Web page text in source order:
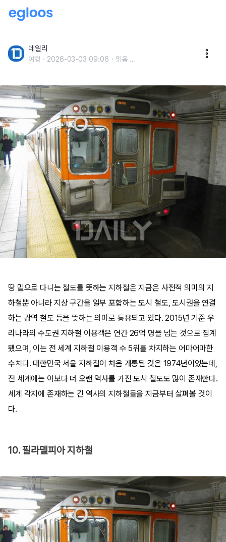
데일리
여행 2026-03-03 09:06 읽음 ...
땅 밑으로 다니는 철도를 뜻하는 지하철은 지금은 사전적 의미의 지
하철뿐 아니라 지상 구간을 일부 포함하는 도시 철도, 도시권을 연결
하는 광역 철도 등을 뜻하는 의미로 통용되고 있다. 2015년 기준 우
리나라의 수도권 지하철 이용객은 연간 26억 명을 넘는 것으로 집계
됐으며, 이는 전 세계 지하철 이용객 수 5위를 차지하는 어마어마한
수치다. 대한민국 서울 지하철이 처음 개통된 것은 1974년이었는데,
전 세계에는 이보다 더 오랜 역사를 가진 도시 철도도 많이 존재한다.
세계 각지에 존재하는 긴 역사의 지하철들을 지금부터 살펴볼 것이
다.
10. 필라델피아 지하철